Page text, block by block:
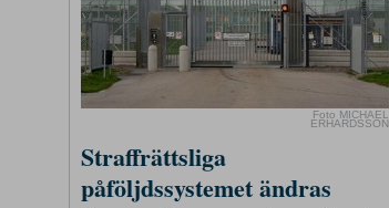
Foto MICHAEL
ERHARDSSON
Straffrättsliga
påföljdssystemet ändras